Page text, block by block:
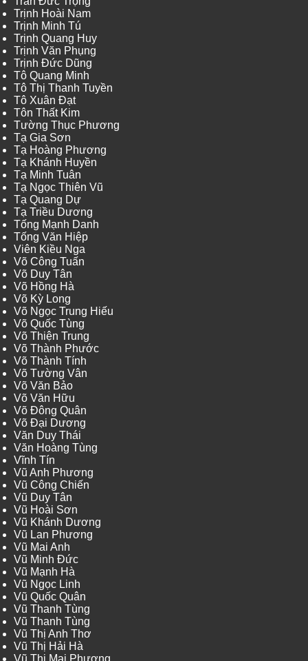
Trịnh Hoài Nam
Trịnh Minh Tú
Trịnh Quang Huy
Trịnh Văn Phụng
Trịnh Đức Dũng
Tô Quang Minh
Tô Thị Thanh Tuyền
Tô Xuân Đạt
Tôn Thất Kim
Tường Thục Phương
Tạ Gia Sơn
Tạ Hoàng Phương
Tạ Khánh Huyền
Tạ Minh Tuân
Tạ Ngọc Thiên Vũ
Tạ Quang Dự
Tạ Triều Dương
Tống Mạnh Danh
Tống Văn Hiệp
Viên Kiều Nga
Võ Công Tuấn
Võ Duy Tân
Võ Hồng Hà
Võ Kỳ Long
Võ Ngọc Trung Hiếu
Võ Quốc Tùng
Võ Thiện Trung
Võ Thành Phước
Võ Thành Tính
Võ Tường Vân
Võ Văn Bảo
Võ Văn Hữu
Võ Đông Quân
Võ Đại Dương
Văn Duy Thái
Văn Hoàng Tùng
Vĩnh Tín
Vũ Anh Phương
Vũ Công Chiến
Vũ Duy Tân
Vũ Hoài Sơn
Vũ Khánh Dương
Vũ Lan Phương
Vũ Mai Anh
Vũ Minh Đức
Vũ Mạnh Hà
Vũ Ngọc Linh
Vũ Quốc Quân
Vũ Thanh Tùng
Vũ Thanh Tùng
Vũ Thị Anh Thơ
Vũ Thị Hải Hà